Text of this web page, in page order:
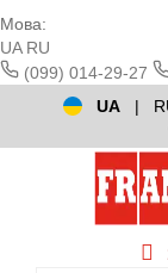
Мова:
UA RU
(099) 014-29-27
UA
|